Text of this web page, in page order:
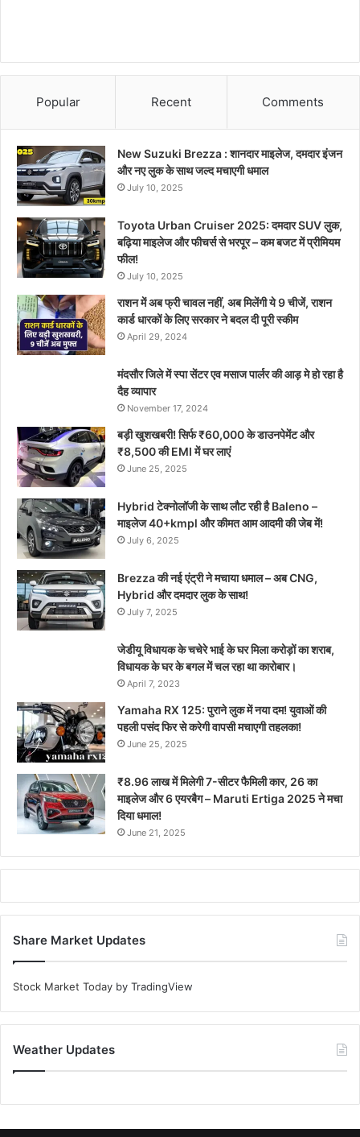
Popular Recent Comments
New Suzuki Brezza : शानदार माइलेज, दमदार इंजन
और नए लुक के साथ जल्द मचाएगी धमाल
July 10, 2025
Toyota Urban Cruiser 2025: दमदार SUV लुक,
बढ़िया माइलेज और फीचर्स से भरपूर – कम बजट में प्रीमियम
फील!
July 10, 2025
राशन में अब फ्री चावल नहीं, अब मिलेंगी ये 9 चीजें, राशन
कार्ड धारकों के लिए सरकार ने बदल दी पूरी स्कीम
April 29, 2024
मंदसौर जिले में स्पा सेंटर एव मसाज पार्लर की आड़ मे हो रहा है
दैह व्यापार
November 17, 2024
बड़ी खुशखबरी! सिर्फ ₹60,000 के डाउनपेमेंट और
₹8,500 की EMI में घर लाएं
June 25, 2025
Hybrid टेक्नोलॉजी के साथ लौट रही है Baleno –
माइलेज 40+kmpl और कीमत आम आदमी की जेब में!
July 6, 2025
Brezza की नई एंट्री ने मचाया धमाल – अब CNG,
Hybrid और दमदार लुक के साथ!
July 7, 2025
जेडीयू विधायक के चचेरे भाई के घर मिला करोड़ों का शराब,
विधायक के घर के बगल में चल रहा था कारोबार।
April 7, 2023
Yamaha RX 125: पुराने लुक में नया दम! युवाओं की
पहली पसंद फिर से करेगी वापसी मचाएगी तहलका!
June 25, 2025
₹8.96 लाख में मिलेगी 7-सीटर फैमिली कार, 26 का
माइलेज और 6 एयरबैग – Maruti Ertiga 2025 ने मचा
दिया धमाल!
June 21, 2025
Share Market Updates
Stock Market Today by TradingView
Weather Updates